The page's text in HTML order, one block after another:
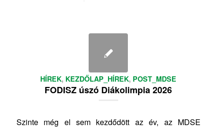
HÍREK, KEZDŐLAP_HÍREK, POST_MDSE
FODISZ úszó Diákolimpia 2026
Szinte még el sem kezdődött az év, az MDSE